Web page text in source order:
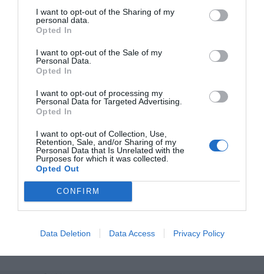
I want to opt-out of the Sharing of my
personal data.
Opted In
I want to opt-out of the Sale of my
Personal Data.
Opted In
I want to opt-out of processing my
Personal Data for Targeted Advertising.
Opted In
I want to opt-out of Collection, Use,
Retention, Sale, and/or Sharing of my
Personal Data that Is Unrelated with the
Purposes for which it was collected.
Opted Out
CONFIRM
Data Deletion Data Access Privacy Policy
Índex
Valencia Basket
elevó hasta 6,1 millones, insuficiente para poder
afrontar los 16,3 millones destinados a gastos de
personal,
Añadir2Playbook
como fuente preferida de Google
de forma gratuita
ACTIVAR AHORA
Compartir